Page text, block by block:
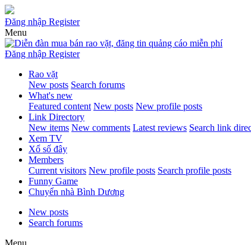
Đăng nhập Register
Menu
Đăng nhập Register
Rao vặt
New posts Search forums
What's new
Featured content New posts New profile posts
Link Directory
New items New comments Latest reviews Search link
Xem TV
Xổ số đây
Members
Current visitors New profile posts Search profile posts
Funny Game
Chuyển nhà Bình Dương
New posts
Search forums
Menu